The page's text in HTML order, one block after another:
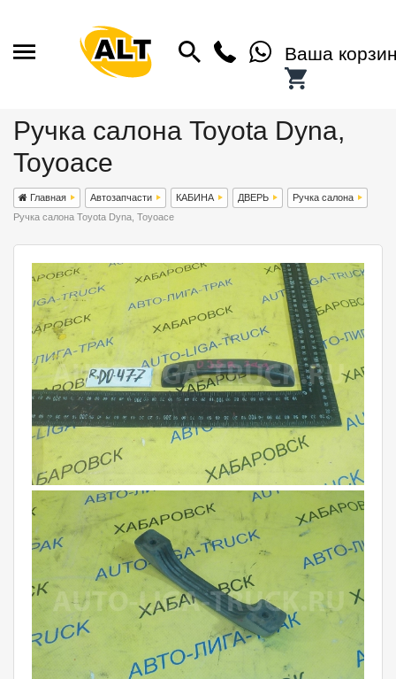
Ваша
Ручка салона Toyota Dyna,
Toyoace
Главная Автозапчасти КАБИНА ДВЕРЬ
Ручка салона
Ручка салона Toyota Dyna, Toyoace